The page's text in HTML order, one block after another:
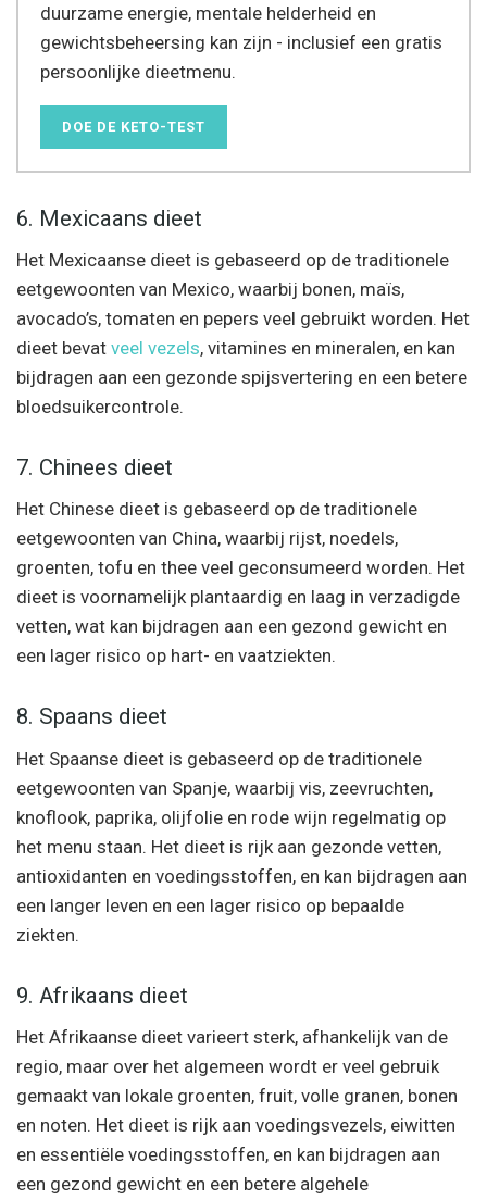
duurzame energie, mentale helderheid en
gewichtsbeheersing kan zijn - inclusief een gratis
persoonlijke dieetmenu.
DOE DE KETO-TEST
6. Mexicaans dieet
Het Mexicaanse dieet is gebaseerd op de traditionele
eetgewoonten van Mexico, waarbij bonen, maïs,
avocado’s, tomaten en pepers veel gebruikt worden. Het
dieet bevat veel vezels, vitamines en mineralen, en kan
bijdragen aan een gezonde spijsvertering en een betere
bloedsuikercontrole.
7. Chinees dieet
Het Chinese dieet is gebaseerd op de traditionele
eetgewoonten van China, waarbij rijst, noedels,
groenten, tofu en thee veel geconsumeerd worden. Het
dieet is voornamelijk plantaardig en laag in verzadigde
vetten, wat kan bijdragen aan een gezond gewicht en
een lager risico op hart- en vaatziekten.
8. Spaans dieet
Het Spaanse dieet is gebaseerd op de traditionele
eetgewoonten van Spanje, waarbij vis, zeevruchten,
knoflook, paprika, olijfolie en rode wijn regelmatig op
het menu staan. Het dieet is rijk aan gezonde vetten,
antioxidanten en voedingsstoffen, en kan bijdragen aan
een langer leven en een lager risico op bepaalde
ziekten.
9. Afrikaans dieet
Het Afrikaanse dieet varieert sterk, afhankelijk van de
regio, maar over het algemeen wordt er veel gebruik
gemaakt van lokale groenten, fruit, volle granen, bonen
en noten. Het dieet is rijk aan voedingsvezels, eiwitten
en essentiële voedingsstoffen, en kan bijdragen aan
een gezond gewicht en een betere algehele